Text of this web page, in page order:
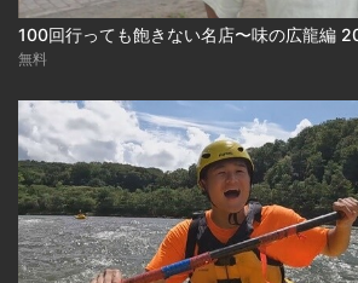
100回行っても飽きない名店〜味の広龍編
無料